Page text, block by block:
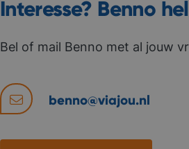
Interesse? Benno
Bel of mail Benno met al jouw
benno@viajou.nl